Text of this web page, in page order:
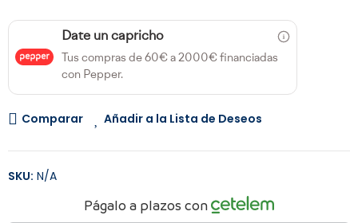
Date un capricho
Tus compras de 60€ a 2000€ financiadas
con Pepper.
Comparar Añadir a la Lista de Deseos
SKU: N/A
Págalo a plazos con